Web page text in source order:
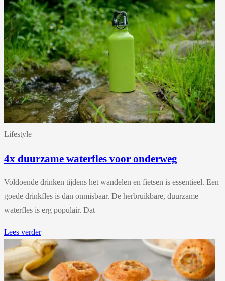
Lifestyle
4x duurzame waterfles voor onderweg
Voldoende drinken tijdens het wandelen en fietsen is essentieel. Een
goede drinkfles is dan onmisbaar. De herbruikbare, duurzame
waterfles is erg populair. Dat
Lees verder